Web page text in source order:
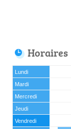
Horaires
Lundi
Mardi
Mercredi
Jeudi
Vendredi